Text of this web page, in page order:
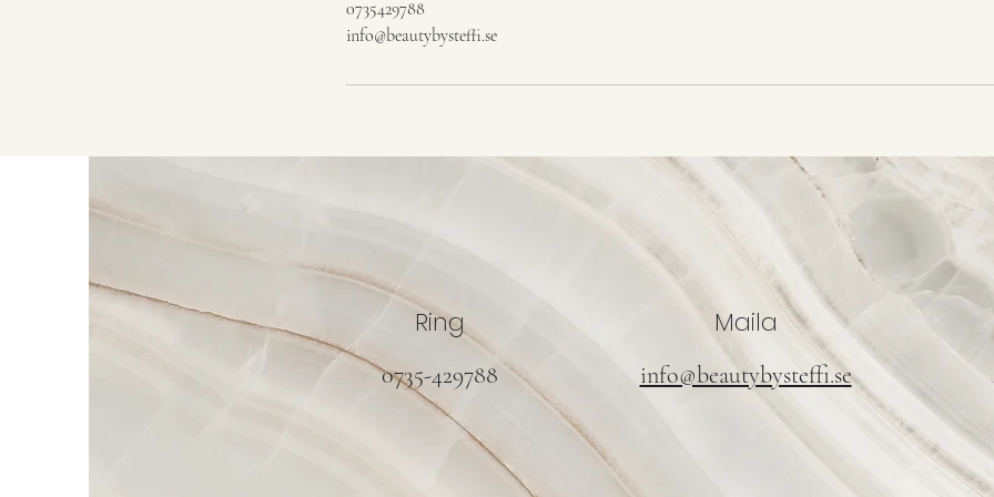
0735429788
info@beautybysteffi.se
Ring
0735-429788
Maila
info@beautybysteffi.se